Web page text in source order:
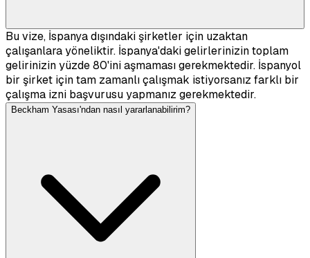
Bu vize, İspanya dışındaki şirketler için uzaktan
çalışanlara yöneliktir. İspanya'daki gelirlerinizin toplam
gelirinizin yüzde 80'ini aşmaması gerekmektedir. İspanyol
bir şirket için tam zamanlı çalışmak istiyorsanız farklı bir
çalışma izni başvurusu yapmanız gerekmektedir.
Beckham Yasası'ndan nasıl yararlanabilirim?